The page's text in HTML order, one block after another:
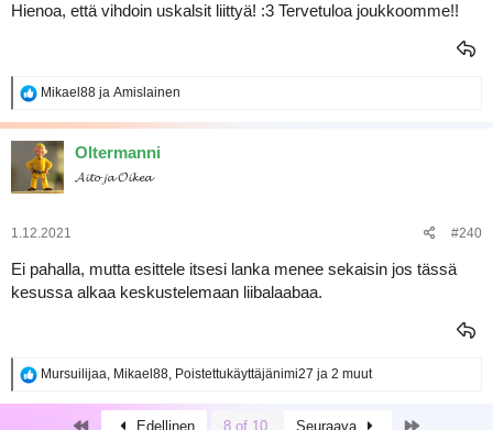
Hienoa, että vihdoin uskalsit liittyä! :3 Tervetuloa joukkoomme!!
R
a
k
t
i
o
:
Mikael88 ja Amislainen
Oltermanni
𝓐𝓲𝓽𝓸 𝓳𝓪 𝓞𝓲𝓴𝓮𝓪
1.12.2021 #240
Ei pahalla, mutta esittele itsesi lanka menee sekaisin jos tässä
kesussa alkaa keskustelemaan liibalaabaa.
R
a
Mursuilijaa, Mikael88, Poistettukäyttäjänimi27 ja 2 muut
Edellinen 8 of 10 Seuraava